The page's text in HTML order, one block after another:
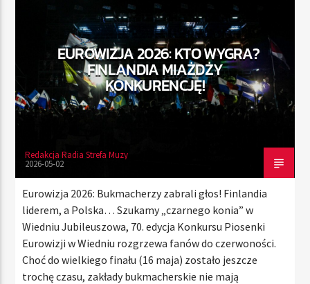
RADIO STREFA MUZY
00:00 24:00
EUROWIZJA 2026: KTO WYGRA?
FINLANDIA MIAŻDŻY
KONKURENCJĘ!
Redakcja Radia Strefa Muzy
2026-05-02
Eurowizja 2026: Bukmacherzy zabrali głos! Finlandia
liderem, a Polska… Szukamy „czarnego konia” w
Wiedniu Jubileuszowa, 70. edycja Konkursu Piosenki
Eurowizji w Wiedniu rozgrzewa fanów do czerwoności.
Choć do wielkiego finału (16 maja) zostało jeszcze
trochę czasu, zakłady bukmacherskie nie mają